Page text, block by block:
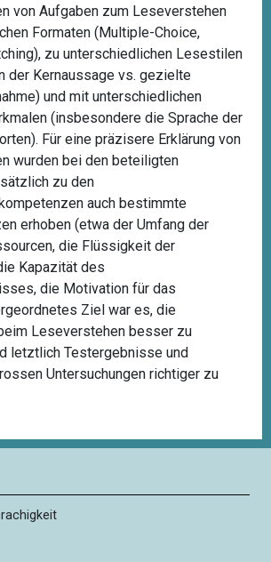
von Aufgaben zum Leseverstehen
Formaten (Multiple-Choice,
zu unterschiedlichen Lesestilen
der Kernaussage vs. gezielte
und mit unterschiedlichen
(insbesondere die Sprache der
Für eine präzisere Erklärung von
wurden bei den beteiligten
zu den
auch bestimmte
erhoben (etwa der Umfang der
die Flüssigkeit der
Kapazität des
die Motivation für das
Ziel war es, die
Leseverstehen besser zu
letztlich Testergebnisse und
Untersuchungen richtiger zu